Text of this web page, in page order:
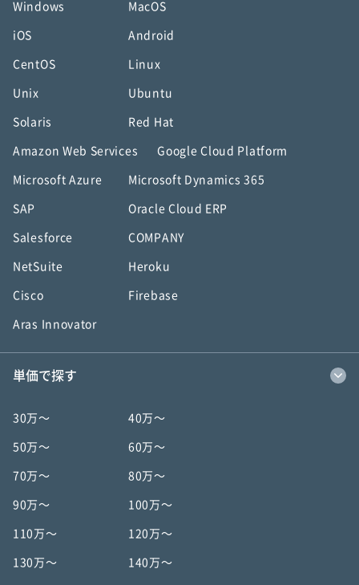
Windows MacOS
iOS Android
CentOS Linux
Unix Ubuntu
Solaris Red Hat
Amazon Web Services Google Cloud Platform
Microsoft Azure Microsoft Dynamics 365
SAP Oracle Cloud ERP
Salesforce COMPANY
NetSuite Heroku
Cisco Firebase
Aras Innovator
単価で探す
30万〜 40万〜
50万〜 60万〜
70万〜 80万〜
90万〜 100万〜
110万〜 120万〜
130万〜 140万〜